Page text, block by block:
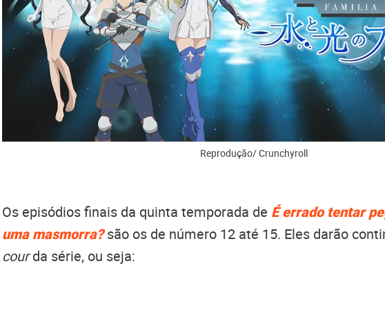
Reprodução/ Crunchyroll
Os episódios finais da quinta temporada de É errado tentar
uma masmorra? são os de número 12 até 15. Eles darão
courda série, ou seja: